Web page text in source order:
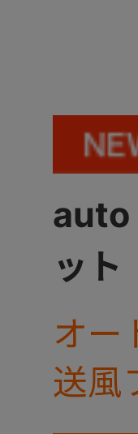
auto
ット
オー
送風